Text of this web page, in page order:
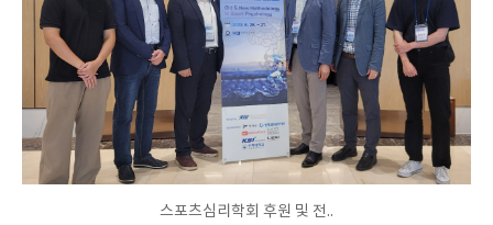
스포츠심리학회 후원 및 전..